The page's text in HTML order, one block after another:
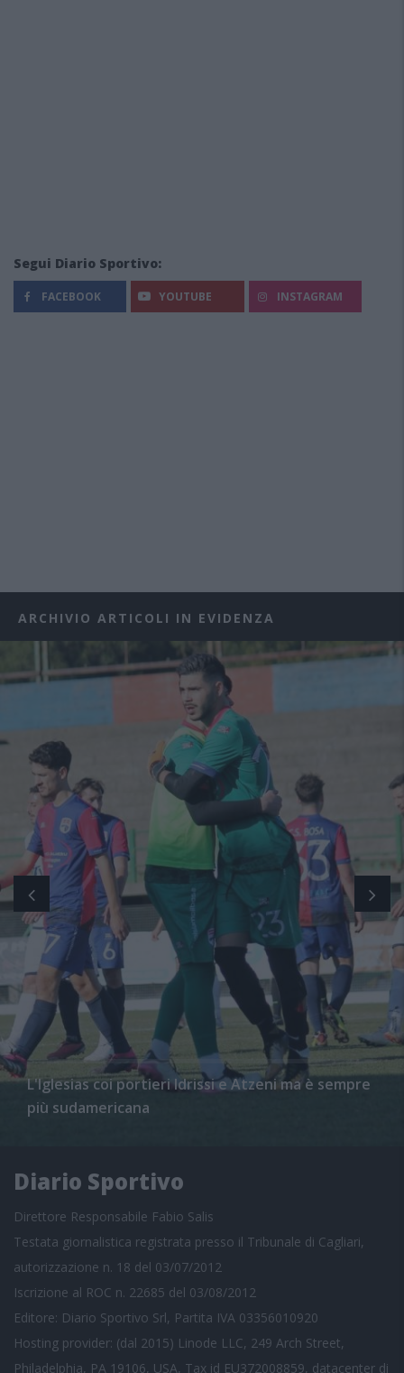
Segui Diario Sportivo:
FACEBOOK YOUTUBE INSTAGRAM
ARCHIVIO ARTICOLI IN EVIDENZA
L'Iglesias coi portieri Idrissi e Atzeni ma è sempre
più sudamericana
Diario Sportivo
Direttore Responsabile Fabio Salis
Testata giornalistica registrata presso il Tribunale di Cagliari,
autorizzazione n. 18 del 03/07/2012
Iscrizione al ROC n. 22685 del 03/08/2012
Editore: Diario Sportivo Srl, Partita IVA 03356010920
Hosting provider: (dal 2015) Linode LLC, 249 Arch Street,
Philadelphia, PA 19106, USA, Tax id EU372008859, datacenter di